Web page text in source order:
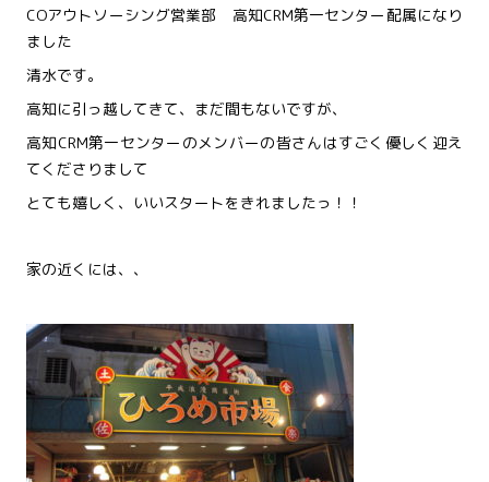
COアウトソーシング営業部 高知CRM第一センター配属になり
ました
清水です。
高知に引っ越してきて、まだ間もないですが、
高知CRM第一センターのメンバーの皆さんはすごく優しく迎え
てくださりまして
とても嬉しく、いいスタートをきれましたっ！！
家の近くには、、